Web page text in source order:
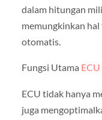
dalam hitungan
memungkinkan
otomatis.
Fungsi Utama
ECU tidak hanya
juga